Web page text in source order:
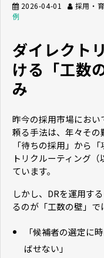
2026-04-01 採用・
例
ダイレクト
ける「工数
み
昨今の採用市場にお
頼る手法は、年々そ
「待ちの採用」から
トリクルーティング
ています。
しかし、DRを運用す
るのが「工数の壁」で
「候補者の選定に
ばせない」